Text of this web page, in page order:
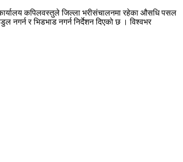
कपिलवस्तुले जिल्ला भरीसंचालनमा रहेका औसधि पसल
नगर्न र भिडभाड नगर्न निर्देशन दिएको छ । विश्वभर